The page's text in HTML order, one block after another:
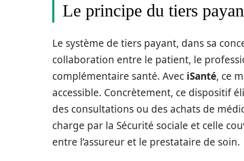
Le principe du tiers
Le système de tiers payant, dans sa
collaboration entre le patient, le
complémentaire santé. Avec iSanté, ce
accessible. Concrètement, ce dispositif
des consultations ou des achats de
charge par la Sécurité sociale et celle
entre l’assureur et le prestataire de soin.